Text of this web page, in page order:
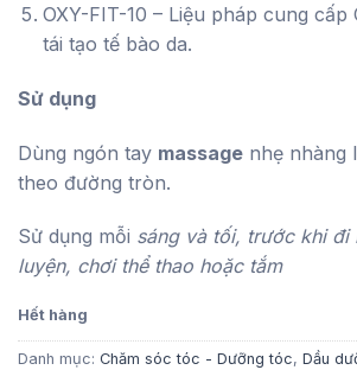
OXY-FIT-10 – Liệu pháp cung
tái tạo tế bào da.
Sử dụng
Dùng ngón tay massage nhẹ nhàng
theo đường tròn.
Sử dụng mỗi sáng và tối, trước khi đi
luyện, chơi thể thao hoặc tắm
Hết hàng
Danh mục: Chăm sóc tóc - Dưỡng tóc, Dầu